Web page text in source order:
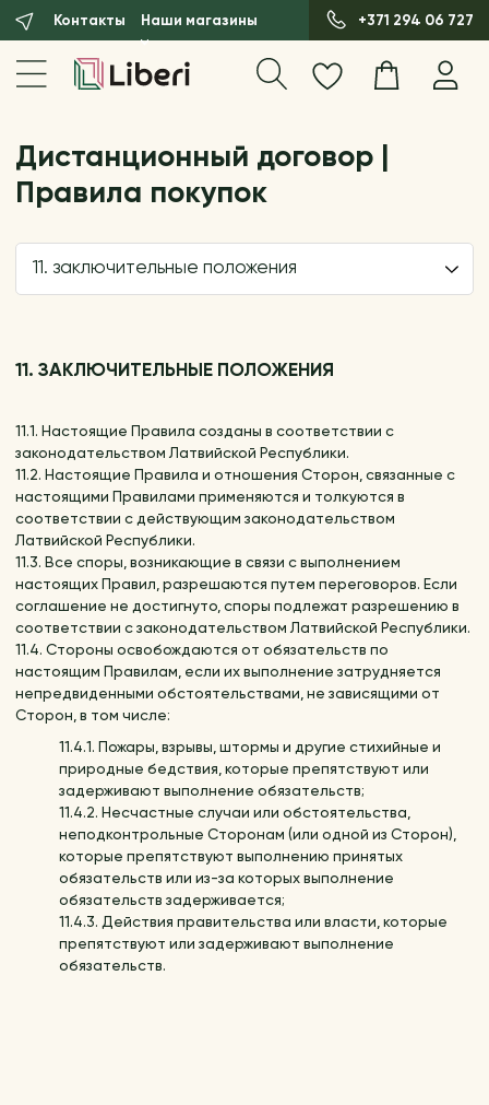
Контакты Наши магазины +371 294 06 727
Дистанционный договор |
Правила покупок
11. заключительные положения
11. ЗАКЛЮЧИТЕЛЬНЫЕ ПОЛОЖЕНИЯ
11.1. Настоящие Правила созданы в соответствии с
законодательством Латвийской Республики.
11.2. Настоящие Правила и отношения Сторон, связанные с
настоящими Правилами применяются и толкуются в
соответствии с действующим законодательством
Латвийской Республики.
11.3. Все споры, возникающие в связи с выполнением
настоящих Правил, разрешаются путем переговоров. Если
соглашение не достигнуто, споры подлежат разрешению в
соответствии с законодательством Латвийской Республики.
11.4. Стороны освобождаются от обязательств по
настоящим Правилам, если их выполнение затрудняется
непредвиденными обстоятельствами, не зависящими от
Сторон, в том числе:
11.4.1. Пожары, взрывы, штормы и другие стихийные и
природные бедствия, которые препятствуют или
задерживают выполнение обязательств;
11.4.2. Несчастные случаи или обстоятельства,
неподконтрольные Сторонам (или одной из Сторон),
которые препятствуют выполнению принятых
обязательств или из-за которых выполнение
обязательств задерживается;
11.4.3. Действия правительства или власти, которые
препятствуют или задерживают выполнение
обязательств.